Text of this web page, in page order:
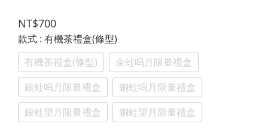
NT$700
款式 : 有機茶禮盒(條型)
有機茶禮盒(條型)
金蛙鳴月限量禮盒
銀蛙鳴月限量禮盒
銅蛙鳴月限量禮盒
銀蛙望月限量禮盒
銅蛙望月限量禮盒